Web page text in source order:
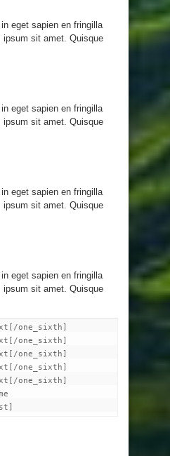
eget sapien en fringilla
ipsum sit amet. Quisque
eget sapien en fringilla
ipsum sit amet. Quisque
eget sapien en fringilla
ipsum sit amet. Quisque
eget sapien en fringilla
ipsum sit amet. Quisque
one_sixth]
one_sixth]
one_sixth]
one_sixth]
one_sixth]